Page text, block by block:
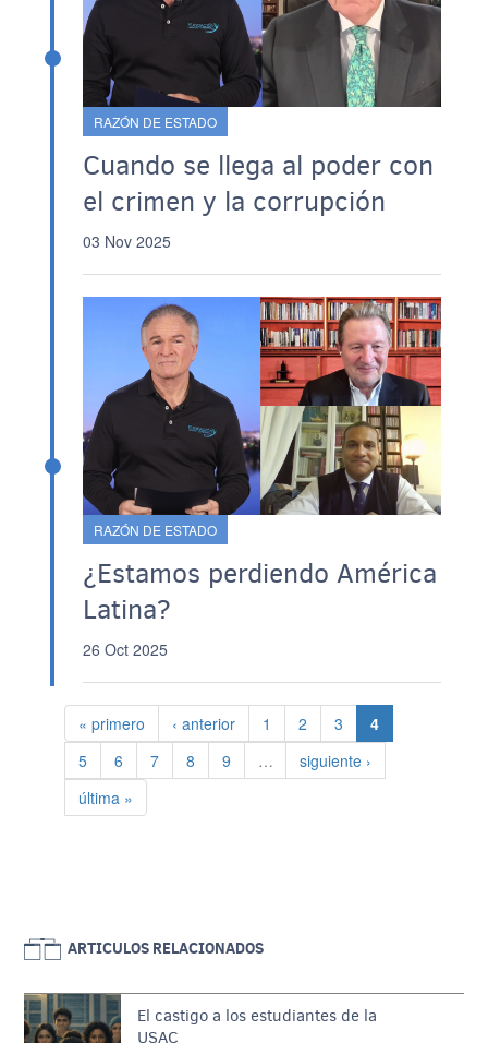
RAZÓN DE ESTADO
Cuando se llega al poder con
el crimen y la corrupción
03 Nov 2025
RAZÓN DE ESTADO
¿Estamos perdiendo América
Latina?
26 Oct 2025
Paginación
Primera página
« primero Página anterior
‹ anterior Página
1 Página
2 Página
3 Página actual
4
Página
5 Página
6 Página
7 Página
8 Página
9 … Siguiente página
siguiente ›
Última página
última »
ARTICULOS RELACIONADOS
El castigo a los estudiantes de la
USAC